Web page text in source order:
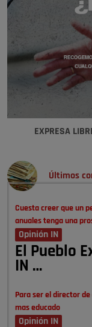
EXPRESA
Últimos
Cuesta creer que un
anuales tenga una
Opinión IN
El Pueblo
IN …
Para ser el director
mas educado
Opinión IN